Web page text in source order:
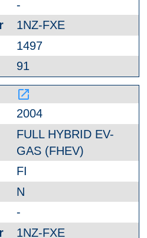
-
1NZ-FXE
1497
91
launch
2004
FULL HYBRID EV-
GAS (FHEV)
FI
N
-
1NZ-FXE